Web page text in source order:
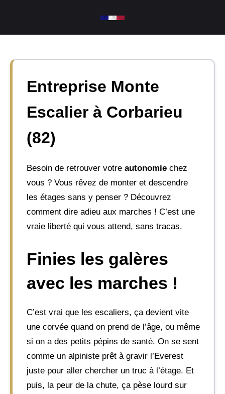
contenu
Entreprise Monte
Escalier à Corbarieu
(82)
Besoin de retrouver votre autonomie chez
vous ? Vous rêvez de monter et descendre
les étages sans y penser ? Découvrez
comment dire adieu aux marches ! C’est une
vraie liberté qui vous attend, sans tracas.
Finies les galères
avec les marches !
C’est vrai que les escaliers, ça devient vite
une corvée quand on prend de l’âge, ou même
si on a des petits pépins de santé. On se sent
comme un alpiniste prêt à gravir l’Everest
juste pour aller chercher un truc à l’étage. Et
puis, la peur de la chute, ça pèse lourd sur